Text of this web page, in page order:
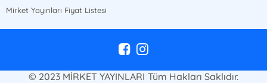
Mirket Yayınları Fiyat Listesi
© 2023 MİRKET YAYINLARI Tüm Hakları Saklıdır.